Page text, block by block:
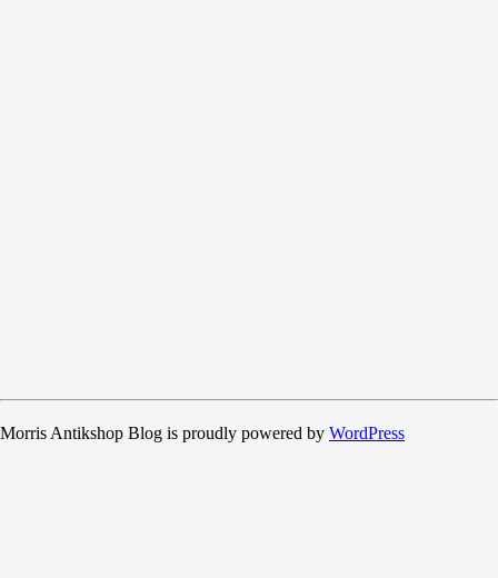
Morris Antikshop Blog is proudly powered by WordPress